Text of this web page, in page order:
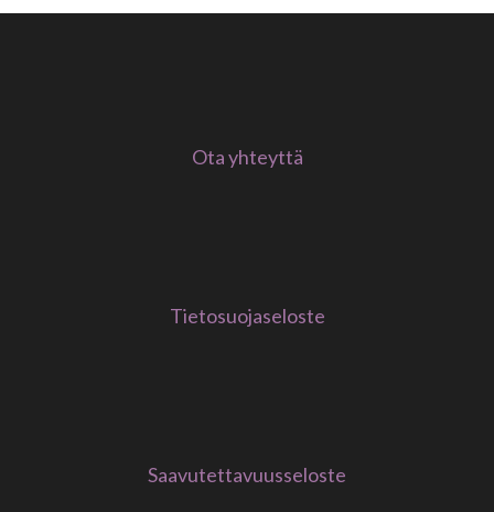
Ota yhteyttä
Tietosuojaseloste
Saavutettavuusseloste